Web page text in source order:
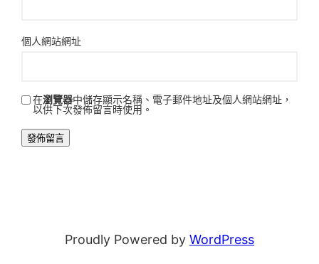
個人網站網址
在瀏覽器中儲存顯示名稱、電子郵件地址及個人網站網址，
以供下次發佈留言時使用。
Proudly Powered by WordPress